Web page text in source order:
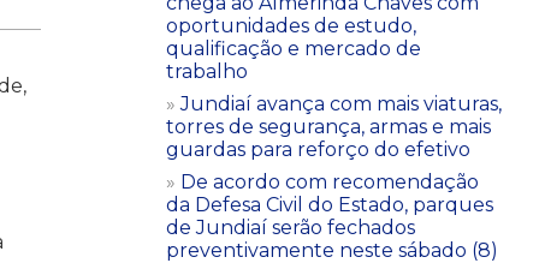
oportunidades de estudo,
qualificação e mercado de
trabalho
Jundiaí avança com mais viaturas,
torres de segurança, armas e mais
guardas para reforço do efetivo
De acordo com recomendação
da Defesa Civil do Estado, parques
de Jundiaí serão fechados
preventivamente neste sábado (8)